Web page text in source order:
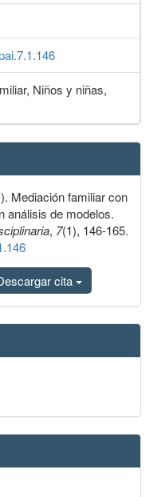
Niños y niñas,
Mediación familiar con
análisis de modelos.
, 7(1), 146-165.
cita